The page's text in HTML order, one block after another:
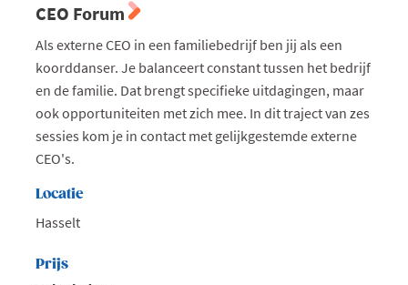
CEO Forum
Als externe CEO in een familiebedrijf ben jij als een
koorddanser. Je balanceert constant tussen het bedrijf
en de familie. Dat brengt specifieke uitdagingen, maar
ook opportuniteiten met zich mee. In dit traject van zes
sessies kom je in contact met gelijkgestemde externe
CEO's.
Locatie
Hasselt
Prijs